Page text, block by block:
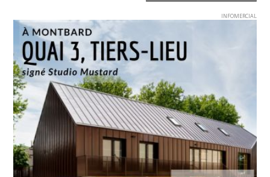
INFOMERCIAL